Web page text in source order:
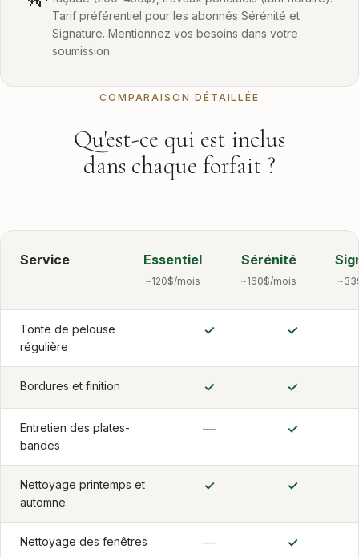
Tarif préférentiel pour les abonnés Sérénité et
Signature. Mentionnez vos besoins dans votre
soumission.
COMPARAISON DÉTAILLÉE
Qu'est-ce qui est inclus
dans chaque forfait ?
Service Essentiel
~120$/mois
Sérénité
~160$/mois
Tonte de pelouse
régulière
✓ ✓
Bordures et finition ✓ ✓
Entretien des plates-
bandes
— ✓
Nettoyage printemps et
automne
✓ ✓
Nettoyage des fenêtres — ✓